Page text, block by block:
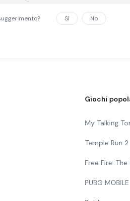
Sì No
Giochi
My Talking
Temple Run 2
Free Fire:
PUBG MOBILE